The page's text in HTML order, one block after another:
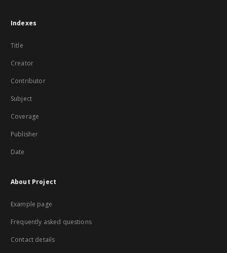
Indexes
Title
Creator
Contributor
Subject
Coverage
Publisher
Date
About Project
Example page
Frequently asked questions
Contact details